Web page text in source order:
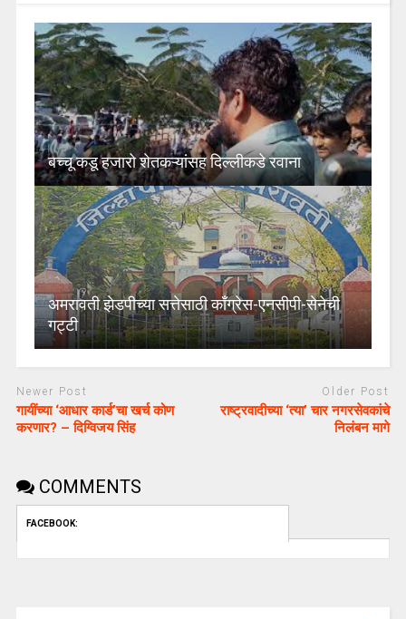
बच्चू कडू हजारो शेतकऱ्यांसह दिल्लीकडे रवाना
अमरावती झेडपीच्या सत्तेसाठी काँग्रेस-एनसीपी-सेनेची
गट्टी
Newer Post
गायींच्या ‘आधार कार्ड’चा खर्च कोण
करणार? – दिग्विजय सिंह
Older Post
राष्ट्रवादीच्या ‘त्या’ चार नगरसेवकांचे
निलंबन मागे
COMMENTS
FACEBOOK: